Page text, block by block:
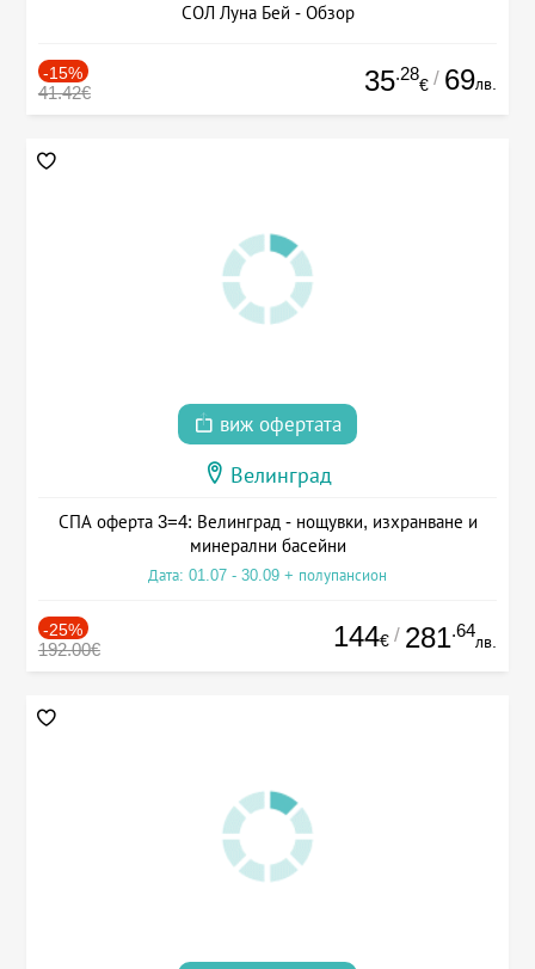
СОЛ Луна Бей - Обзор
-15%
41.42€ 35.28
€ / 69лв.
виж офертата
Велинград
СПА оферта 3=4: Велинград - нощувки, изхранване и
минерални басейни
Дата: 01.07 - 30.09 + полупансион
-25%
192.00€ 144€ / 281.64
лв.